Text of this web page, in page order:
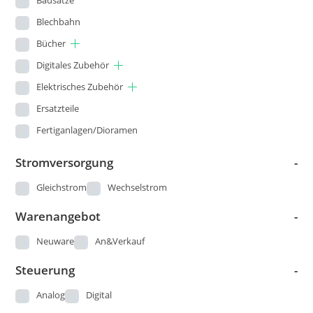
Märklin
Matchbox
Minitrix
Modellbahn Union
Noch
Piko
pmt
Prefo / Schicht
Preiser
Revell
Ricko by Busch
Blechbahn
Bücher
Digitales Zubehör
Elektrisches Zubehör
Ersatzteile
Fertiganlagen/Dioramen
Kataloge und Pläne
Landschaftsbau
Loks
Modellbau - Sonstige
Märklin 00
Stromversorgung -
Gleichstrom Wechselstrom
Warenangebot -
Neuware An&Verkauf
Steuerung -
Analog Digital